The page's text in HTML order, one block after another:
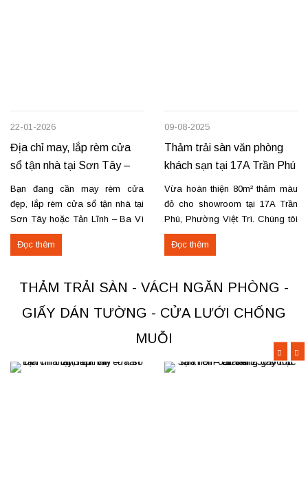
22-01-2026
Địa chỉ may, lắp rèm cửa
sổ tận nhà tại Sơn Tây –
Tản Lĩnh Ba Vì
Bạn đang cần may rèm cửa
đẹp, lắp rèm cửa sổ tận nhà tại
Sơn Tây hoặc Tản Lĩnh – Ba Vì
với giá hợp lý? Chúng tôi
chuyên may rèm theo yêu cầu,
tiến độ. Thực tế, chúng tôi vừa
hoàn thiện thi công rèm...
Đọc thêm
09-08-2025
Thảm trải sàn văn phòng
khách sạn tại 17A Trần Phú
– Việt Trì
Vừa hoàn thiện 80m² thảm màu
đỏ cho showroom tại 17A Trần
Phú, Phường Việt Trì. Chúng tôi
nhận thi công, sửa chữa, bóc
dỡ và thu mua thảm cũ trên toàn
loại thảm đang cung cấp Thảm
nỉ phù hợp cho không...
Đọc thêm
THẢM TRẢI SÀN - VÁCH NGĂN PHÒNG -
GIẤY DÁN TƯỜNG - CỬA LƯỚI CHỐNG
MUỖI